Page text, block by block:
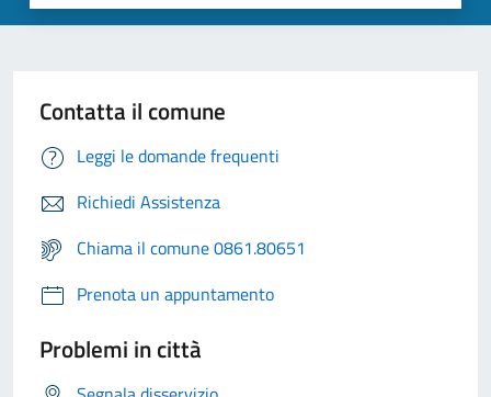
Contatta il comune
Leggi le domande frequenti
Richiedi Assistenza
Chiama il comune 0861.80651
Prenota un appuntamento
Problemi in città